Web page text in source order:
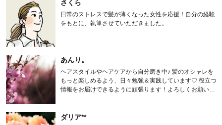
さくら
日常のストレスで髪が薄くなった女性を応援！自分の経験
をもとに、執筆させていただきました。
あんり。
ヘアスタイルやヘアケアから自分磨き中♪ 髪のオシャレを
もっと楽しめるよう、日々勉強＆実践しています♡ 役立つ
情報をお届けできるように頑張ります！よろしくお願いし
ダリア**